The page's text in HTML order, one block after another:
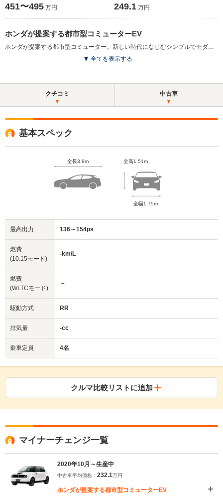
451〜495 万円 249.1 万円
ホンダが提案する都市型コミューターEV
ホンダが提案する都市型コミューター。新しい時代になじむシンプルでモダンなデザインと、力強くクリーンな走りや取り回しの良さ、多彩な先進機能が搭載された。エクステリアは、円を基調としたキャラクターが与えられた。インテリアでは、世界初となる5つのスクリーンを水平配置するワイドビジョンインストルメントパネルを採用。運転席や助手席でそれぞれ表示機能を選択したり、左右のアプリを入れ替えることが可能。昼夜天候を問わず安心な視界を確保できるよう、サイド／センターカメラミラーシステムも搭載。専用のボディ骨格、ホンダセンシングの採用など、安全装備も充実している。リアにモーターを配置することによる力強い加速と、最小回転半径4.3mの小回り性も実現された。（2020.8）
全てを表示する
クチコミ 中古車
基本スペック
全長3.9m 全高1.51m
全幅1.75m
最高出力 136～154ps
燃費
(10.15モード)
-km/L
燃費
(WLTCモード)
－
駆動方式 RR
排気量 -cc
乗車定員 4名
クルマ比較リストに追加
マイナーチェンジ一覧
2020年10月～生産中
中古車平均価格： 232.1万円
ホンダが提案する都市型コミューターEV